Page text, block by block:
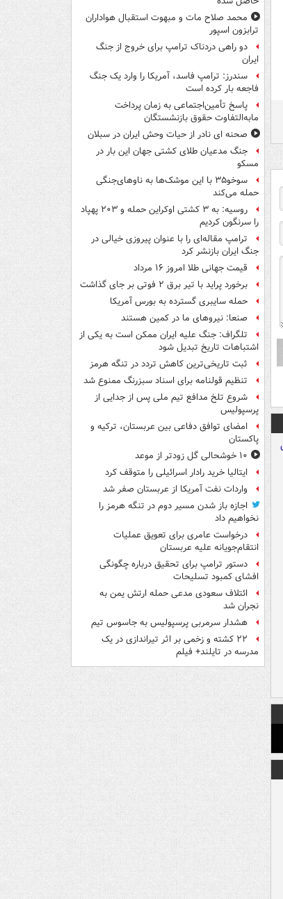
محمد صلاح مات و مبهوت استقبال هواداران
ترابزون اسپور
دو راهی دردناک ترامپ برای خروج از جنگ
ایران
سندرز: ترامپ فاسد، آمریکا را وارد یک جنگ
فاجعه بار کرده است
پاسخ تأمین‌اجتماعی به زمان پرداخت
مابه‌التفاوت حقوق بازنشستگان
صحنه ای نادر از حیات وحش ایران در سبلان
جنگ مدعیان طلای کشتی جهان این بار در
مسکو
سوخو۳۵ با این موشک‌ها به ناوهای‌جنگی
حمله می‌کند
روسیه: به ۳ کشتی اوکراین حمله و ۲۰۳ پهپاد
را سرنگون کردیم
ترامپ مقاله‌ای را با عنوان پیروزی خیالی در
جنگ ایران بازنشر کرد
قیمت جهانی طلا امروز ۱۶ مرداد
برخورد پراید با تیر برق ۲ فوتی بر جای گذاشت
حمله سایبری گسترده به بورس آمریکا
صنعا: نیروهای ما در کمین‌ هستند
تلگراف: جنگ علیه ایران ممکن است به یکی از
اشتباهات تاریخ تبدیل شود
ثبت تاریخی‌ترین کاهش تردد در تنگه هرمز
تنظیم قولنامه برای اسناد سبزرنگ ممنوع شد
شروع تلخ مدافع تیم ملی پس از جدایی از
پرسپولیس
امضای توافق دفاعی بین عربستان، ترکیه و
پاکستان
۱۰ خوشحالی گل زودتر از موعد
ایتالیا خرید رادار اسرائیلی را متوقف کرد
واردات نفت آمریکا از عربستان صفر شد
اجازه باز شدن مسیر دوم در تنگه هرمز را
نخواهیم داد
درخواست عامری برای تعویق عملیات
انتقام‌جویانه علیه عربستان
دستور ترامپ برای تحقیق درباره چگونگی
افشای کمبود تسلیحات
ائتلاف سعودی مدعی حمله ارتش یمن به
نجران شد
هشدار سرمربی پرسپولیس به جاسوس تیم
۲۲ کشته و زخمی بر اثر تیراندازی در یک
مدرسه در تایلند+ فیلم